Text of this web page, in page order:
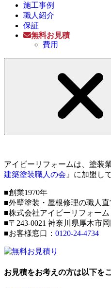
施工事例
職人紹介
保証
無料お見積
費用
アイビーリフォームは、塗装
建築塗装職人の会 』に加盟し
■創業1970年
■外壁塗装・屋根修理の職人
■株式会社アイビーリフォーム
■〒243-0021 神奈川県厚木市
■お客様窓口： 0120-24-4734
お見積をお考えの方は以下を